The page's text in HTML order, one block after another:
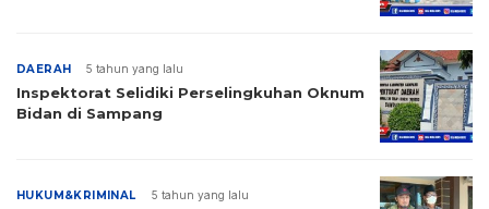
DAERAH 5 tahun yang lalu
Inspektorat Selidiki Perselingkuhan Oknum
Bidan di Sampang
HUKUM&KRIMINAL 5 tahun yang lalu